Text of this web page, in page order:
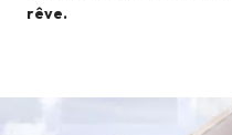
rêve.